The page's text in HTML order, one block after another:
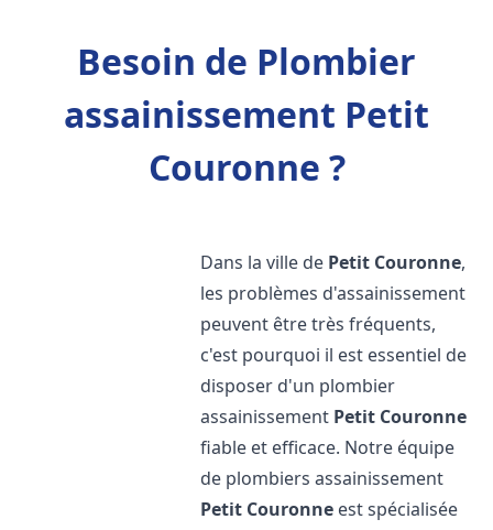
Besoin de Plombier
assainissement Petit
Couronne ?
Dans la ville de Petit Couronne,
les problèmes d'assainissement
peuvent être très fréquents,
c'est pourquoi il est essentiel de
disposer d'un plombier
assainissement Petit Couronne
fiable et efficace. Notre équipe
de plombiers assainissement
Petit Couronne est spécialisée